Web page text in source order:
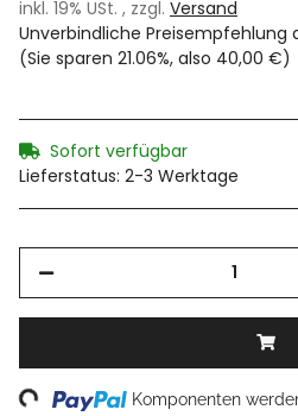
inkl. 19% USt. , zzgl. Versand
Unverbindliche Preisempfehlung
(Sie sparen 21.06%, also 40,00 €)
Sofort verfügbar
Lieferstatus: 2-3 Werktage
Loading... Komponenten